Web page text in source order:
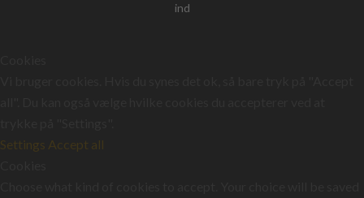
ind
Settings Accept all